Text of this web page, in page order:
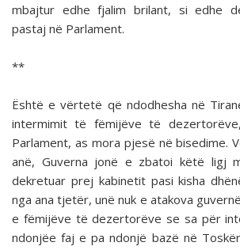
mbajtur edhe fjalim brilant, si edhe
pastaj në Parlament.
**
Është e vërtetë që ndodhesha në
intermimit të fëmijëve të
Parlament, as mora pjesë në bisedime.
anë, Guverna jonë e zbatoi këtë ligj
dekretuar prej kabinetit pasi kisha
nga ana tjetër, unë nuk e atakova
e fëmijëve të dezertorëve se sa për
ndonjëe faj e pa ndonjë bazë në